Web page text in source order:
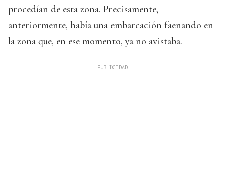
procedían de esta zona. Precisamente,
anteriormente, había una embarcación faenando en
la zona que, en ese momento, ya no avistaba.